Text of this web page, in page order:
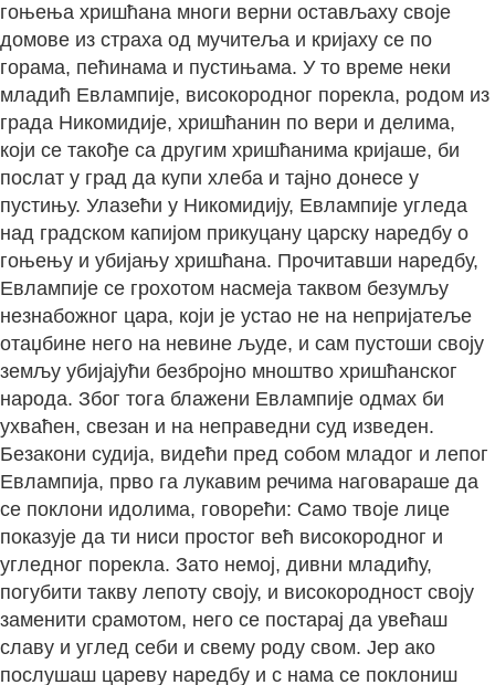
гоњења хришћана многи верни остављаху своје
домове из страха од мучитеља и кријаху се по
горама, пећинама и пустињама. У то време неки
младић Евлампије, високородног порекла, родом из
града Никомидије, хришћанин по вери и делима,
који се такође са другим хришћанима кријаше, би
послат у град да купи хлеба и тајно донесе у
пустињу. Улазећи у Никомидију, Евлампије угледа
над градском капијом прикуцану царску наредбу о
гоњењу и убијању хришћана. Прочитавши наредбу,
Евлампије се грохотом насмеја таквом безумљу
незнабожног цара, који је устао не на непријатеље
отаџбине него на невине људе, и сам пустоши своју
земљу убијајући безбројно мноштво хришћанског
народа. Због тога блажени Евлампије одмах би
ухваћен, свезан и на неправедни суд изведен.
Безакони судија, видећи пред собом младог и лепог
Евлампија, прво га лукавим речима наговараше да
се поклони идолима, говорећи: Само твоје лице
показује да ти ниси простог већ високородног и
угледног порекла. Зато немој, дивни младићу,
погубити такву лепоту своју, и високородност своју
заменити срамотом, него се постарај да увећаш
славу и углед себи и свему роду свом. Јер ако
послушаш цареву наредбу и с нама се поклониш